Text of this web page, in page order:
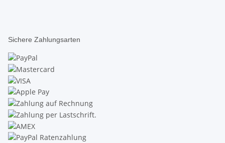
Sichere Zahlungsarten